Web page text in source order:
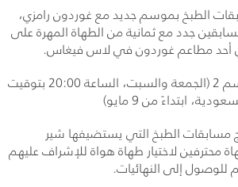
الطبخ بموسم جديد مع غوردون رامزي،
جدد مع ثمانية من الطهاة المهرة على
أحد مطاعم غوردون في لاس فيغاس.
- الموسم 2 (الجمعة والسبت، الساعة 20:00 بتوقيت
ابتداءً من 9 مايو)
الطبخ التي يستضيفها شير
لاختيار طهاة هواة للإشراف عليهم
إلى النهائيات.